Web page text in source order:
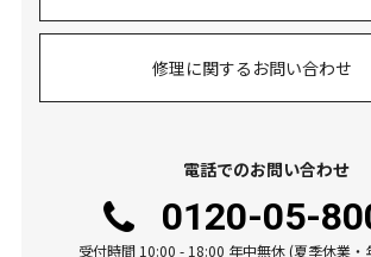
修理に関するお問い合わせ
電話でのお問い合わせ
0120-05-
受付時間 10:00 - 18:00 年中無休 (夏季休業・